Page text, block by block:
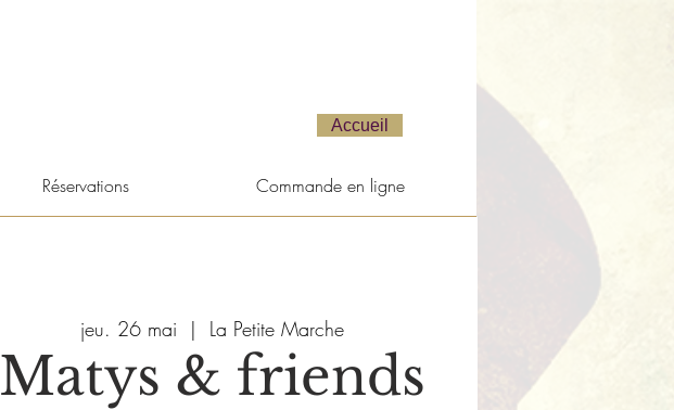
Accueil
Réservations Commande en ligne
jeu. 26 mai
  |
La Petite Marche
Matys & friends